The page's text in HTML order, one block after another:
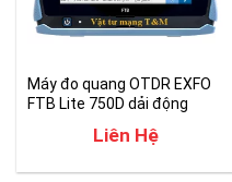
Máy đo quang OTDR EXFO
FTB Lite 750D dải động
Liên Hệ